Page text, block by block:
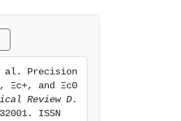
al. Precision
Ξc+, and Ξc0
Review D.
ISSN